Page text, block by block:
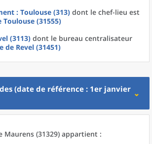
: Toulouse (313) dont le chef-lieu est
Toulouse (31555)
(3113) dont le bureau centralisateur
de Revel (31451)
(date de référence : 1er janvier
Maurens (31329) appartient :